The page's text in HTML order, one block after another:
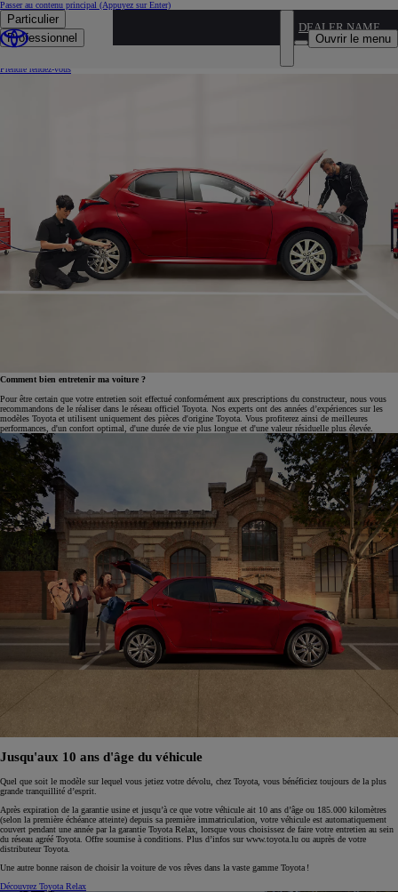
Passer au contenu principal (Appuyez sur Enter)
Particulier
Professionnel
DEALER NAME
Ouvrir le menu
Réparation
Prendre rendez-vous
Comment bien entretenir ma voiture ?
Pour être certain que votre entretien soit effectué conformément aux prescriptions du constructeur, nous vous
recommandons de le réaliser dans le réseau officiel Toyota. Nos experts ont des années d’expériences sur les
modèles Toyota et utilisent uniquement des pièces d'origine Toyota. Vous profiterez ainsi de meilleures
performances, d'un confort optimal, d'une durée de vie plus longue et d'une valeur résiduelle plus élevée.
Jusqu'aux 10 ans d'âge du véhicule
Quel que soit le modèle sur lequel vous jetiez votre dévolu, chez Toyota, vous bénéficiez toujours de la plus
grande tranquillité d’esprit.
Après expiration de la garantie usine et jusqu’à ce que votre véhicule ait 10 ans d’âge ou 185.000 kilomètres
(selon la première échéance atteinte) depuis sa première immatriculation, votre véhicule est automatiquement
couvert pendant une année par la garantie Toyota Relax, lorsque vous choisissez de faire votre entretien au sein
du réseau agréé Toyota. Offre soumise à conditions. Plus d’infos sur www.toyota.lu ou auprès de votre
distributeur Toyota.
Une autre bonne raison de choisir la voiture de vos rêves dans la vaste gamme Toyota !
Découvrez Toyota Relax